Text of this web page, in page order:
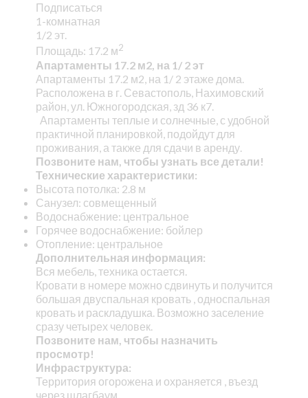
Подписаться
1-комнатная
1/2 эт.
Площадь: 17.2 м2
Апартаменты 17.2 м2, на 1/ 2 эт
Апартаменты 17.2 м2, на 1/ 2 этаже дома.
Расположена в г. Севастополь, Нахимовский
район, ул. Южногородская, зд 36 к7.
Апартаменты теплые и солнечные, с удобной
практичной планировкой, подойдут для
проживания, а также для сдачи в аренду.
Позвоните нам, чтобы узнать все детали!
Технические характеристики:
Высота потолка: 2.8 м
Санузел: совмещенный
Водоснабжение: центральное
Горячее водоснабжение: бойлер
Отопление: центральное
Дополнительная информация:
Вся мебель, техника остается.
Кровати в номере можно сдвинуть и получится
большая двуспальная кровать , односпальная
кровать и раскладушка. Возможно заселение
сразу четырех человек.
Позвоните нам, чтобы назначить
просмотр!
Инфраструктура:
Территория огорожена и охраняется , въезд
через шлагбаум.